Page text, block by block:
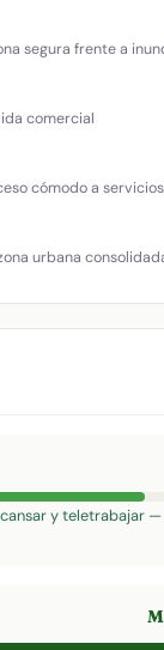
segura frente a
comercial
cómodo a
urbana
y teletrabajar —